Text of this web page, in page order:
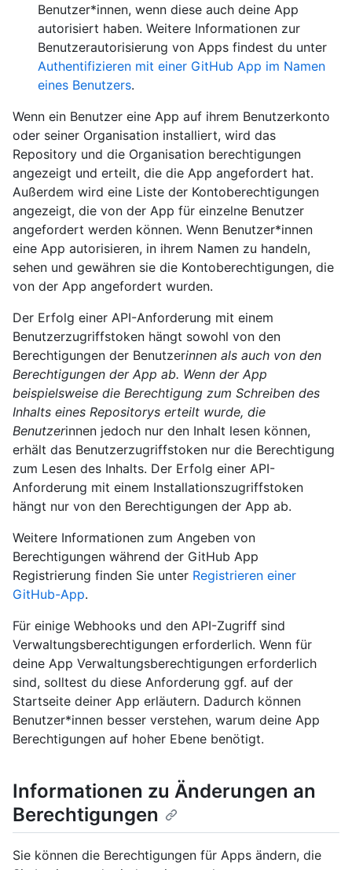
Benutzer*innen, wenn diese auch deine App
autorisiert haben. Weitere Informationen zur
Benutzerautorisierung von Apps findest du unter
Authentifizieren mit einer GitHub App im Namen
eines Benutzers.
Wenn ein Benutzer eine App auf ihrem Benutzerkonto
oder seiner Organisation installiert, wird das
Repository und die Organisation berechtigungen
angezeigt und erteilt, die die App angefordert hat.
Außerdem wird eine Liste der Kontoberechtigungen
angezeigt, die von der App für einzelne Benutzer
angefordert werden können. Wenn Benutzer*innen
eine App autorisieren, in ihrem Namen zu handeln,
sehen und gewähren sie die Kontoberechtigungen, die
von der App angefordert wurden.
Der Erfolg einer API-Anforderung mit einem
Benutzerzugriffstoken hängt sowohl von den
Berechtigungen der Benutzerinnen als auch von den
Berechtigungen der App ab. Wenn der App
beispielsweise die Berechtigung zum Schreiben des
Inhalts eines Repositorys erteilt wurde, die
Benutzerinnen jedoch nur den Inhalt lesen können,
erhält das Benutzerzugriffstoken nur die Berechtigung
zum Lesen des Inhalts. Der Erfolg einer API-
Anforderung mit einem Installationszugriffstoken
hängt nur von den Berechtigungen der App ab.
Weitere Informationen zum Angeben von
Berechtigungen während der GitHub App
Registrierung finden Sie unter Registrieren einer
GitHub-App.
Für einige Webhooks und den API-Zugriff sind
Verwaltungsberechtigungen erforderlich. Wenn für
deine App Verwaltungsberechtigungen erforderlich
sind, solltest du diese Anforderung ggf. auf der
Startseite deiner App erläutern. Dadurch können
Benutzer*innen besser verstehen, warum deine App
Berechtigungen auf hoher Ebene benötigt.
Informationen zu Änderungen an
Berechtigungen
Sie können die Berechtigungen für Apps ändern, die